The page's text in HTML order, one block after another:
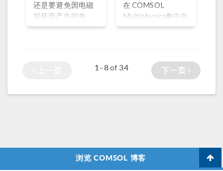
还是要避免因电磁
损耗而产生的热
量，电气设备的性
在 COMSOL
Multiphysics®中自
动写入求解算建议
1–8of34 下一页
浏览 COMSOL 博客